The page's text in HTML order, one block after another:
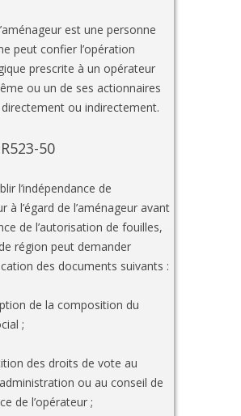
est une personne
peut confier l’opération
prescrite à un opérateur
ou un de ses actionnaires
ou indirectement.
50
l’indépendance de
à l’égard de l’aménageur avant
de l’autorisation de fouilles,
région peut demander
des documents suivants :
de la composition du
;
des droits de vote au
ou au conseil de
de l’opérateur ;